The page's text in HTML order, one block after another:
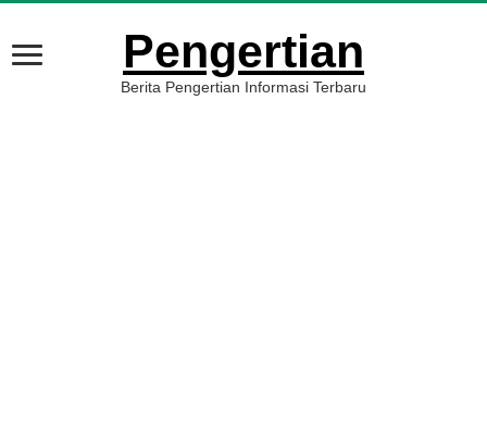
Pengertian
Berita Pengertian Informasi Terbaru